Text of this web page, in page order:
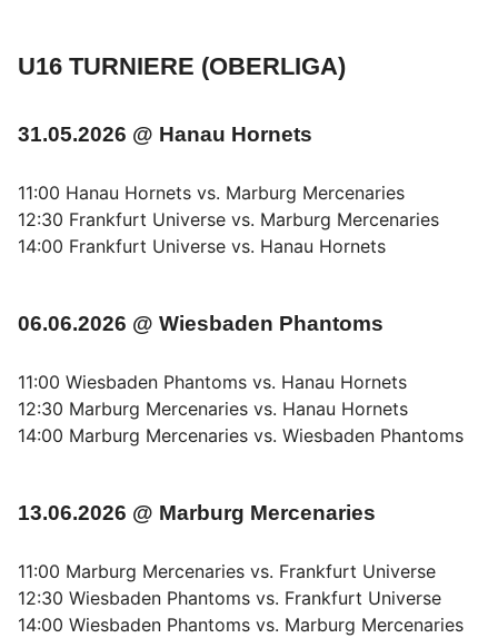
U16 TURNIERE (OBERLIGA)
31.05.2026 @ Hanau Hornets
11:00 Hanau Hornets vs. Marburg Mercenaries
12:30 Frankfurt Universe vs. Marburg Mercenaries
14:00 Frankfurt Universe vs. Hanau Hornets
06.06.2026 @ Wiesbaden Phantoms
11:00 Wiesbaden Phantoms vs. Hanau Hornets
12:30 Marburg Mercenaries vs. Hanau Hornets
14:00 Marburg Mercenaries vs. Wiesbaden Phantoms
13.06.2026 @ Marburg Mercenaries
11:00 Marburg Mercenaries vs. Frankfurt Universe
12:30 Wiesbaden Phantoms vs. Frankfurt Universe
14:00 Wiesbaden Phantoms vs. Marburg Mercenaries